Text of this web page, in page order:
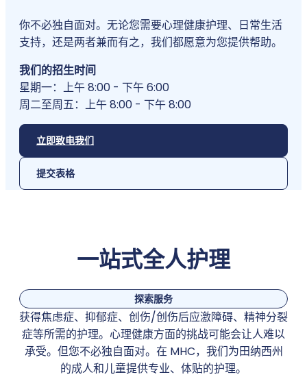
你不必独自面对。无论您需要心理健康护理、日常生活
支持，还是两者兼而有之，我们都愿意为您提供帮助。
我们的招生时间
星期一：上午 8:00 - 下午 6:00
周二至周五：上午 8:00 - 下午 8:00
立即致电我们
提交表格
一站式全人护理
探索服务
获得焦虑症、抑郁症、创伤/创伤后应激障碍、精神分裂
症等所需的护理。心理健康方面的挑战可能会让人难以
承受。但您不必独自面对。在 MHC，我们为田纳西州
的成人和儿童提供专业、体贴的护理。